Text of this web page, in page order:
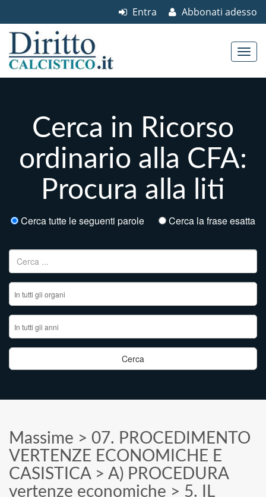
Abbonati adesso
Entra
Cerca in Ricorso
ordinario alla CFA:
Procura alla liti
Cerca tutte le seguenti parole Cerca la frase esatta
Ricerca per:
Massime > 07. PROCEDIMENTO
VERTENZE ECONOMICHE E
CASISTICA> A) PROCEDURA
vertenze economiche > 5. IL